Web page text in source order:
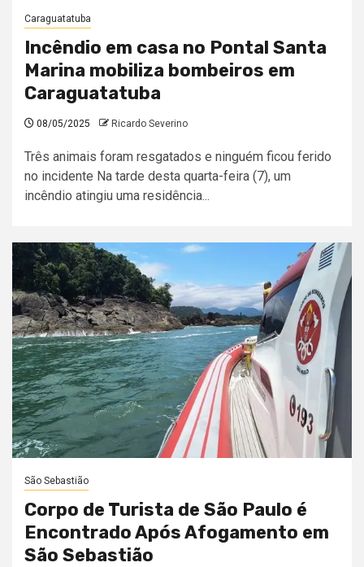
Caraguatatuba
Incêndio em casa no Pontal Santa
Marina mobiliza bombeiros em
Caraguatatuba
08/05/2025 Ricardo Severino
Três animais foram resgatados e ninguém ficou ferido
no incidente Na tarde desta quarta-feira (7), um
incêndio atingiu uma residência...
São Sebastião
Corpo de Turista de São Paulo é
Encontrado Após Afogamento em
São Sebastião